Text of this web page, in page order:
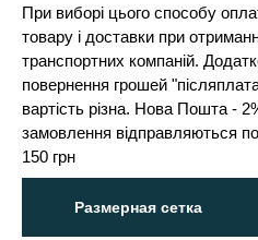
При виборі цього способу
товару і доставки при
транспортних компаній.
повернення грошей
вартість різна. Нова Пошта -
замовлення відправляються
150 грн
Размерная сетка